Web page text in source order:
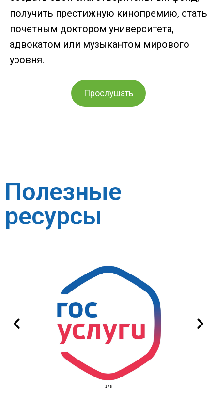
получить престижную кинопремию, стать
почетным доктором университета,
адвокатом или музыкантом мирового
уровня.
Прослушать
Полезные
ресурсы
2 / 6